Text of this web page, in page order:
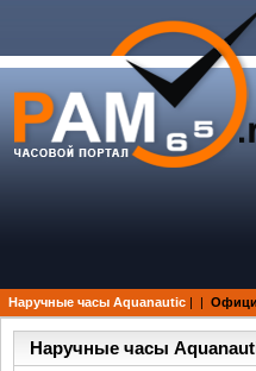
Наручные часы Aquanautic | |
Наручные часы